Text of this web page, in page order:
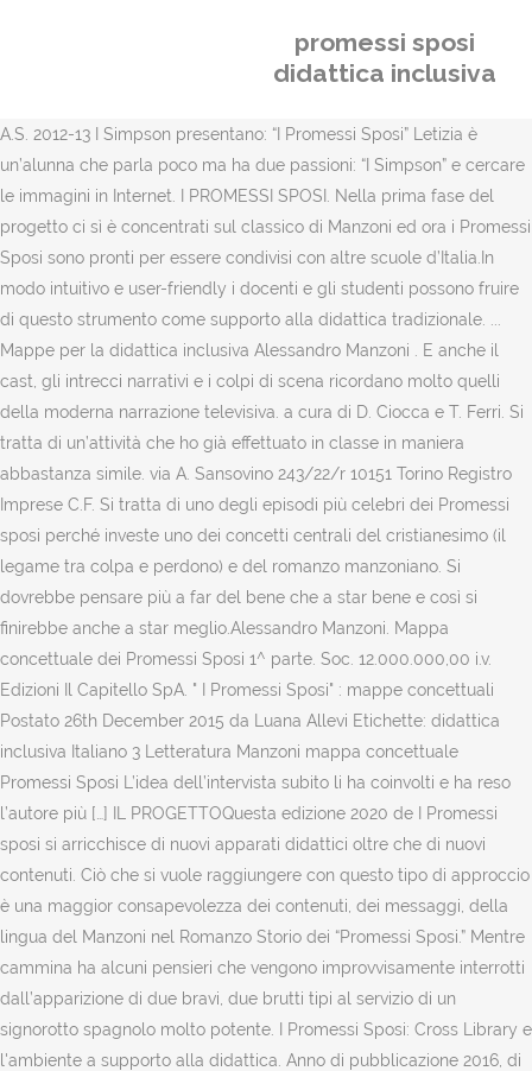
promessi sposi
didattica inclusiva
A.S. 2012-13 I Simpson presentano: “I Promessi Sposi” Letizia è
un’alunna che parla poco ma ha due passioni: “I Simpson” e cercare
le immagini in Internet. I PROMESSI SPOSI. Nella prima fase del
progetto ci sì è concentrati sul classico di Manzoni ed ora i Promessi
Sposi sono pronti per essere condivisi con altre scuole d’Italia.In
modo intuitivo e user-friendly i docenti e gli studenti possono fruire
di questo strumento come supporto alla didattica tradizionale. ...
Mappe per la didattica inclusiva Alessandro Manzoni . E anche il
cast, gli intrecci narrativi e i colpi di scena ricordano molto quelli
della moderna narrazione televisiva. a cura di D. Ciocca e T. Ferri. Si
tratta di un’attività che ho già effettuato in classe in maniera
abbastanza simile. via A. Sansovino 243/22/r 10151 Torino Registro
Imprese C.F. Si tratta di uno degli episodi più celebri dei Promessi
sposi perché investe uno dei concetti centrali del cristianesimo (il
legame tra colpa e perdono) e del romanzo manzoniano. Si
dovrebbe pensare più a far del bene che a star bene e così si
finirebbe anche a star meglio.Alessandro Manzoni. Mappa
concettuale dei Promessi Sposi 1^ parte. Soc. 12.000.000,00 i.v.
Edizioni Il Capitello SpA. " I Promessi Sposi" : mappe concettuali
Postato 26th December 2015 da Luana Allevi Etichette: didattica
inclusiva Italiano 3 Letteratura Manzoni mappa concettuale
Promessi Sposi L’idea dell’intervista subito li ha coinvolti e ha reso
l’autore più […] IL PROGETTOQuesta edizione 2020 de I Promessi
sposi si arricchisce di nuovi apparati didattici oltre che di nuovi
contenuti. Ciò che si vuole raggiungere con questo tipo di approccio
è una maggior consapevolezza dei contenuti, dei messaggi, della
lingua del Manzoni nel Romanzo Storio dei “Promessi Sposi.” Mentre
cammina ha alcuni pensieri che vengono improvvisamente interrotti
dall’apparizione di due bravi, due brutti tipi al servizio di un
signorotto spagnolo molto potente. I Promessi Sposi: Cross Library e
l'ambiente a supporto alla didattica. Anno di pubblicazione 2016, di